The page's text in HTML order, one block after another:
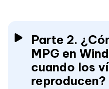
Parte 2.
MPG en
cuando los
reproducen?